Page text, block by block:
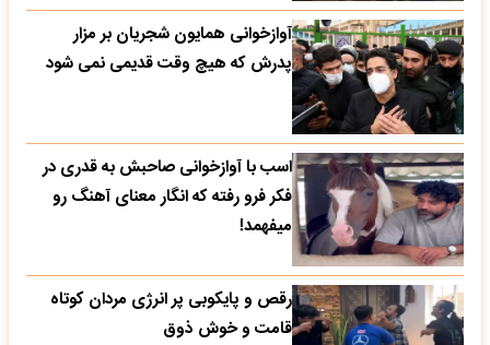
آوازخوانی همایون شجریان بر مزار
پدرش که هیچ وقت قدیمی نمی شود
اسب با آوازخوانی صاحبش به قدری در
فکر فرو رفته که انگار معنای آهنگ رو
میفهمد!
رقص و پایکوبی پر انرژی مردان کوتاه
قامت و خوش ذوق